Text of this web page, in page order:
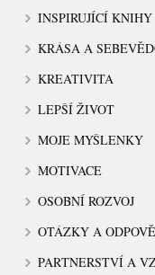
INSPIRUJÍCÍ KNIHY
KRÁSA A
KREATIVITA
LEPŠÍ ŽIVOT
MOJE MYŠLENKY
MOTIVACE
OSOBNÍ ROZVOJ
OTÁZKY A
PARTNERSTVÍ A